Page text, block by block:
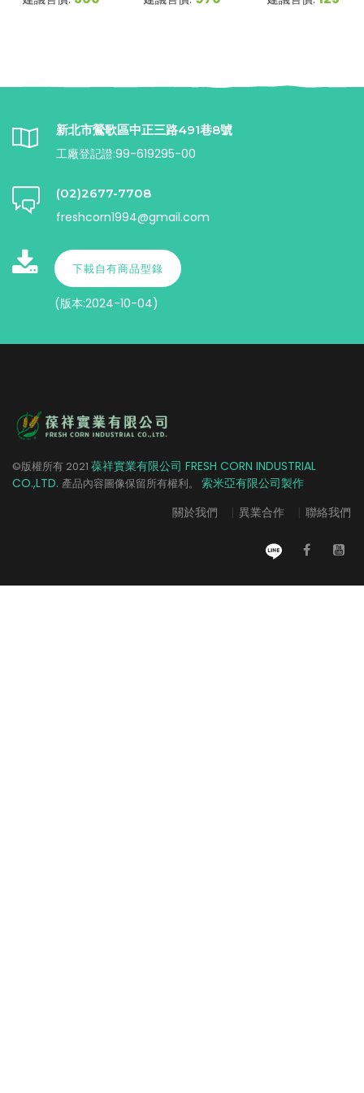
新北市鶯歌區中正三路491巷8號
工廠登記證:99-619295-00
(02)2677-7708
freshcorn1994@gmail.com
下載自有商品型錄
(版本:2024-10-04)
©版權所有 2021 葆祥實業有限公司 FRESH CORN INDUSTRIAL
CO.,LTD. 產品內容圖像保留所有權利。 索米亞有限公司製作
關於我們
| 異業合作 | 聯絡我們